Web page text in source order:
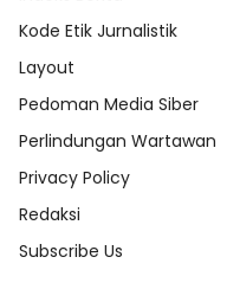
Kode Etik Jurnalistik
Layout
Pedoman Media Siber
Perlindungan Wartawan
Privacy Policy
Redaksi
Subscribe Us